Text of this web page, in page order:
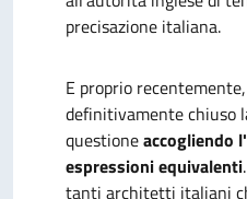
precisazione italiana.
E proprio
definitivamente chiuso
questioneaccogliendo
espressioni equivalenti
tanti architetti italiani